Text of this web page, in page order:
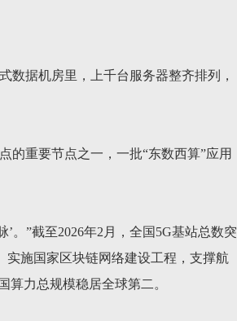
数据机房里，上千台服务器整齐排列，
的重要节点之一，一批“东数西算”应用
。”截至2026年2月，全国5G基站总数突
实施国家区块链网络建设工程，支撑航
算力总规模稳居全球第二。